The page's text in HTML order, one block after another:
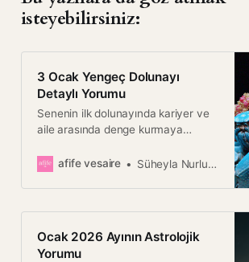
isteyebilirsiniz:
3 Ocak Yengeç Dolunayı
Detaylı Yorumu
Senenin ilk dolunayında kariyer ve
aile arasında denge kurmaya
yakınlaşıyoruz.
afife vesaire Süheyla Nurlu Çılgın
Ocak 2026 Ayının Astrolojik
Yorumu